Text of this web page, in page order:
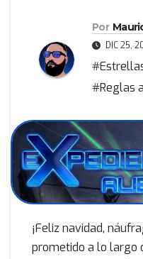
Por
DIC 25,
#Reglas
¡Feliz navidad,
prometido a lo largo